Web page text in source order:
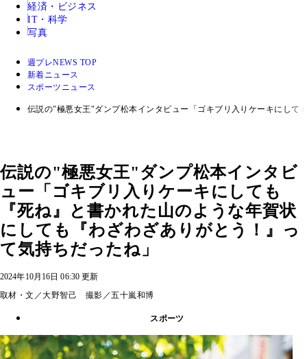
経済・ビジネス
IT・科学
写真
週プレNEWS TOP
新着ニュース
スポーツニュース
伝説の"極悪女王"ダンプ松本インタビュー「ゴキブリ入りケーキにし
伝説の"極悪女王"ダンプ松本インタビ
ュー「ゴキブリ入りケーキにしても
『死ね』と書かれた山のような年賀状
にしても『わざわざありがとう！』っ
て気持ちだったね」
2024年10月16日 06:30 更新
取材・文／大野智己 撮影／五十嵐和博
スポーツ